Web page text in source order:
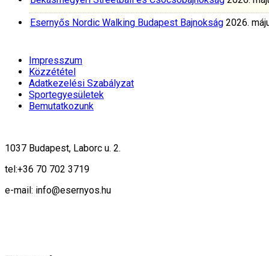
Esernyős Nordic Walking Budapest Bajnokság 2026.
Impresszum
Közzététel
Adatkezelési Szabályzat
Sportegyesületek
Bemutatkozunk
1037 Budapest, Laborc u. 2.
tel:+36 70 702 3719
e-mail: info@esernyos.hu